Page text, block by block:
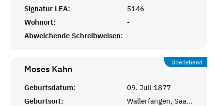
Signatur LEA:
5146
Wohnort:
-
Abweichende Schreibweisen: -
Überlebend
Moses Kahn
Geburtsdatum:
09. Juli 1877
Geburtsort:
Wallerfangen, Saarlouis